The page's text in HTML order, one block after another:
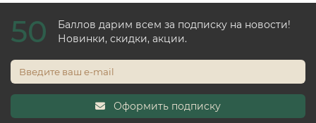
50
Баллов дарим всем за подписку на новости!
Новинки, скидки, акции.
Оформить подписку